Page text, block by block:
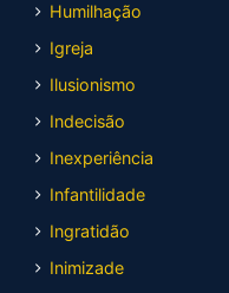
Humilhação
Igreja
Ilusionismo
Indecisão
Inexperiência
Infantilidade
Ingratidão
Inimizade